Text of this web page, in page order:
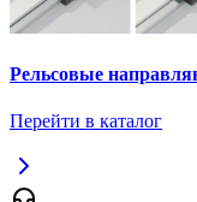
Рельсовые
Перейти в каталог